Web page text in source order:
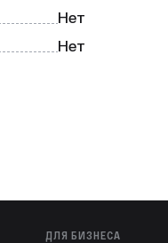
Нет
Нет
ДЛЯ БИЗНЕСА